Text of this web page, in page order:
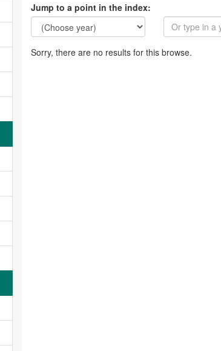
Jump to a point in the index:
Sorry, there are no results for this browse.